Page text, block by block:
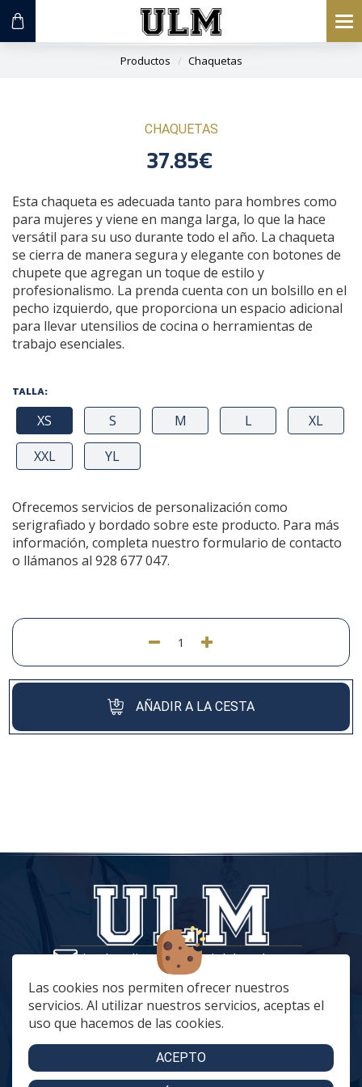
Las cookies nos permiten ofrecer nuestros
servicios. Al utilizar nuestros servicios, aceptas el
uso que hacemos de las cookies.
ACEPTO
Productos Chaquetas
CHAQUETAS
37.85€
Esta chaqueta es adecuada tanto para hombres como
para mujeres y viene en manga larga, lo que la hace
versátil para su uso durante todo el año. La chaqueta
se cierra de manera segura y elegante con botones de
chupete que agregan un toque de estilo y
profesionalismo. La prenda cuenta con un bolsillo en el
pecho izquierdo, que proporciona un espacio adicional
para llevar utensilios de cocina o herramientas de
trabajo esenciales.
TALLA:
XS S M L
XL
XXL
YL
Ofrecemos servicios de personalización como
serigrafiado y bordado sobre este producto. Para más
información, completa nuestro formulario de contacto
o llámanos al 928 677 047.
AÑADIR A LA CESTA
tiendaonline@vestuariolaboralmc.com
928 67 70 47
lunes a Jueves: 8:00 a 16:00 | viernes: 8:00 a 15:00
C. Betania, 57, 35018 Las Palmas de Gran Canaria
C. Archivero Joaquín Blanco Montesdeoca, 20